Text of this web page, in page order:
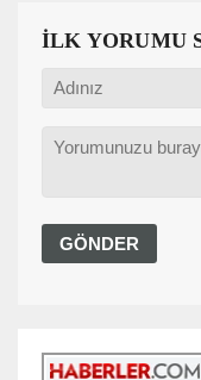
İLK YORUMU